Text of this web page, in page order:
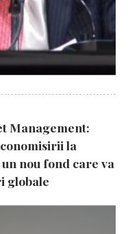
Management:
la
nou fond care va
globale